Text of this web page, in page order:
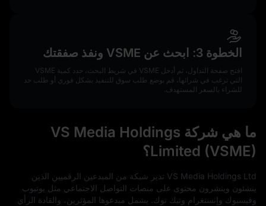
الخطوة 3: ابحث عن VSME ونفذ صفقتك
افتح صفحة التداول، ثم أدخل VSME في شريط البحث، حدد كمية VSME
التي ترغب في شرائها، قم بوضع طلب سوق للتنفيذ بشكل فوري أو طلب حد
للشراء بالسعر المستهدف.
ما هي شركة VS Media Holdings
Limited (VSME)؟
VS Media Holdings Ltd تدير شبكة من المبدعين الرقميين الذين
ينشئون وينشرون محتوى على منصات التواصل الاجتماعي مثل يوتيوب
وفيسبوك وإنستغرام وتيك توك. يشمل مبدعوها المؤثرين، والقادة الرأي